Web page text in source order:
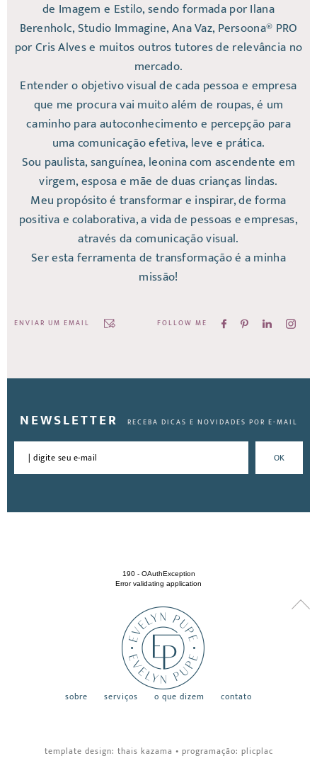
de Imagem e Estilo, sendo formada por Ilana
Berenholc, Studio Immagine, Ana Vaz, Persoona® PRO
por Cris Alves e muitos outros tutores de relevância no
mercado.
Entender o objetivo visual de cada pessoa e empresa
que me procura vai muito além de roupas, é um
caminho para autoconhecimento e percepção para
uma comunicação efetiva, leve e prática.
Sou paulista, sanguínea, leonina com ascendente em
virgem, esposa e mãe de duas crianças lindas.
Meu propósito é transformar e inspirar, de forma
positiva e colaborativa, a vida de pessoas e empresas,
através da comunicação visual.
Ser esta ferramenta de transformação é a minha
missão!
ENVIAR UM EMAIL FOLLOW ME
NEWSLETTER RECEBA DICAS E NOVIDADES POR E-MAIL
190 - OAuthException
Error validating application
sobre serviços o que dizem contato
template design: thais kazama • programação: plicplac